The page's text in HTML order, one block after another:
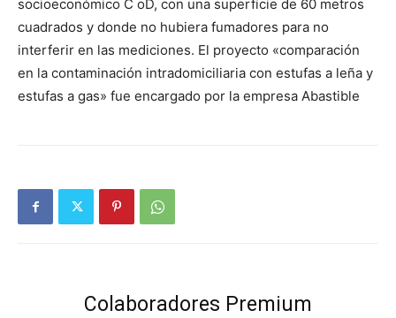
socioeconómico C oD, con una superficie de 60 metros
cuadrados y donde no hubiera fumadores para no
interferir en las mediciones. El proyecto «comparación
en la contaminación intradomiciliaria con estufas a leña y
estufas a gas» fue encargado por la empresa Abastible
Colaboradores Premium